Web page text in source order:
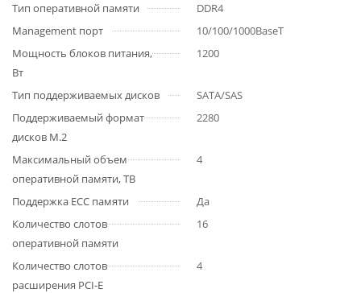
Тип оперативной памяти
DDR4
Management порт
10/100/1000BaseT
Мощность блоков питания,
Вт
1200
Тип поддерживаемых дисков
SATA/SAS
Поддерживаемый формат
дисков M.2
2280
Максимальный объем
оперативной памяти, TB
4
Поддержка ECC памяти
Да
Количество слотов
оперативной памяти
16
Количество слотов
расширения PCI-E
4